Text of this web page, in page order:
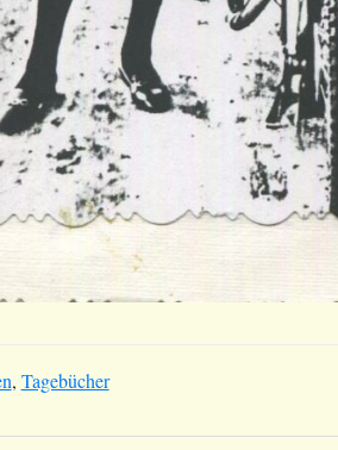
, Tagebücher